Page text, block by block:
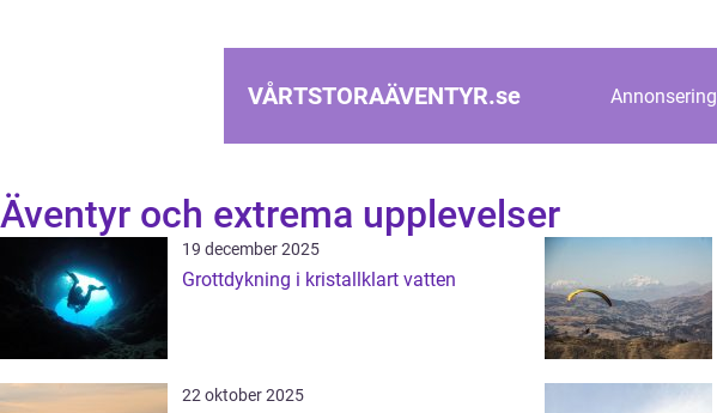
VÅRTSTORAÄVENTYR.se Annonsering
Äventyr och extrema upplevelser
19 december 2025
Grottdykning i kristallklart vatten
22 oktober 2025